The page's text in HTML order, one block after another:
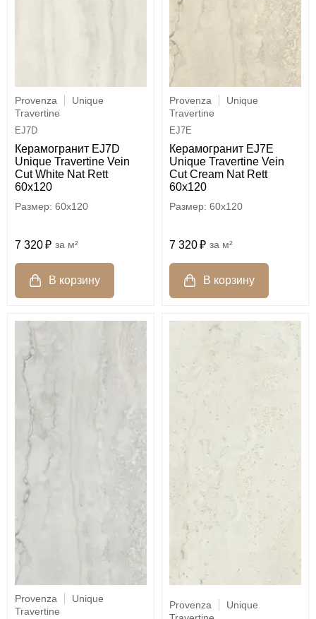
Provenza
Unique
Travertine
EJ7D
Керамогранит EJ7D
Unique Travertine Vein
Cut White Nat Rett
60x120
60x120
7 320 м²
Provenza
Unique
Travertine
EJ7E
Керамогранит EJ7E
Unique Travertine Vein
Cut Cream Nat Rett
60x120
60x120
7 320 м²
Provenza
Unique
Travertine
Provenza
Unique